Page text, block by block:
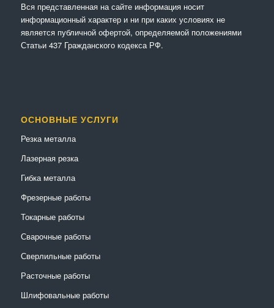
Вся представленная на сайте информация носит
информационный характер и ни при каких условиях не
является публичной офертой, определяемой положениями
Статьи 437 Гражданского кодекса РФ.
ОСНОВНЫЕ УСЛУГИ
Резка металла
Лазерная резка
Гибка металла
Фрезерные работы
Токарные работы
Сварочные работы
Сверлильные работы
Расточные работы
Шлифовальные работы